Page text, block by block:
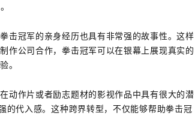
击冠军的亲身经历也具有非常强的故事性。这样
作公司合作，拳击冠军可以在银幕上展现真实的
。
动作片或者励志题材的影视作品中具有很大的潜
的代入感。这种跨界转型，不仅能够帮助拳击冠